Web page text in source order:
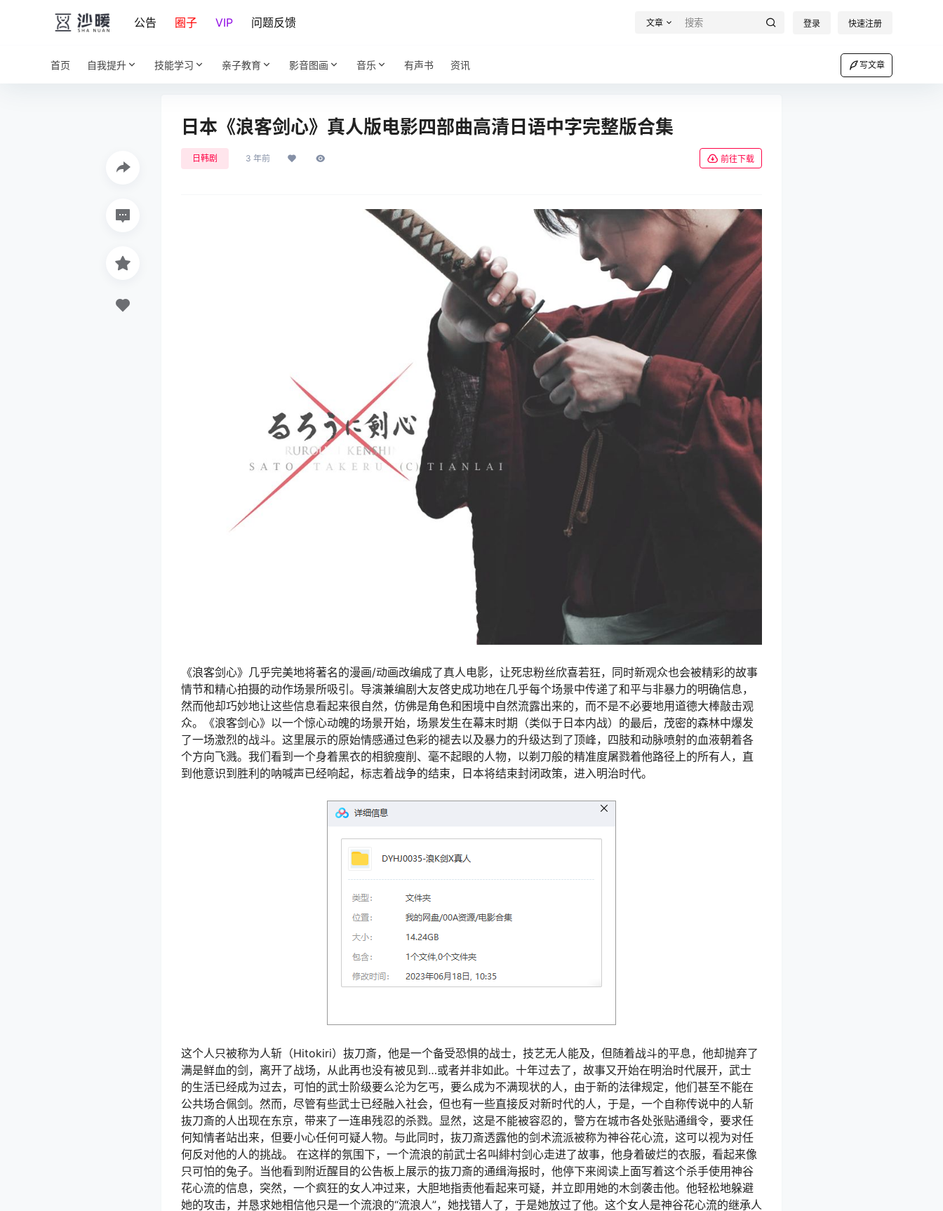
公告 圈子 VIP 问题反馈 文章 登录 快速注册
首页 自我提升 技能学习 亲子教育 影音图画 音乐 有声书 资讯 写文章
日本《浪客剑心》真人版电影四部曲高清日语中字完整版合集
日韩剧 3 年前 前往下载
《浪客剑心》几乎完美地将著名的漫画/动画改编成了真人电影，让死忠粉丝欣喜若狂，同时新观众也会被精彩的故事
情节和精心拍摄的动作场景所吸引。导演兼编剧大友啓史成功地在几乎每个场景中传递了和平与非暴力的明确信息，
然而他却巧妙地让这些信息看起来很自然，仿佛是角色和困境中自然流露出来的，而不是不必要地用道德大棒敲击观
众。《浪客剑心》以一个惊心动魄的场景开始，场景发生在幕末时期（类似于日本内战）的最后，茂密的森林中爆发
了一场激烈的战斗。这里展示的原始情感通过色彩的褪去以及暴力的升级达到了顶峰，四肢和动脉喷射的血液朝着各
个方向飞溅。我们看到一个身着黑衣的相貌瘦削、毫不起眼的人物，以剃刀般的精准度屠戮着他路径上的所有人，直
到他意识到胜利的呐喊声已经响起，标志着战争的结束，日本将结束封闭政策，进入明治时代。
这个人只被称为人斩（Hitokiri）抜刀斎，他是一个备受恐惧的战士，技艺无人能及，但随着战斗的平息，他却抛弃了
满是鲜血的剑，离开了战场，从此再也没有被见到…或者并非如此。十年过去了，故事又开始在明治时代展开，武士
的生活已经成为过去，可怕的武士阶级要么沦为乞丐，要么成为不满现状的人，由于新的法律规定，他们甚至不能在
公共场合佩剑。然而，尽管有些武士已经融入社会，但也有一些直接反对新时代的人，于是，一个自称传说中的人斩
抜刀斎的人出现在东京，带来了一连串残忍的杀戮。显然，这是不能被容忍的，警方在城市各处张贴通缉令，要求任
何知情者站出来，但要小心任何可疑人物。与此同时，抜刀斎透露他的剑术流派被称为神谷花心流，这可以视为对任
何反对他的人的挑战。 在这样的氛围下，一个流浪的前武士名叫緋村剑心走进了故事，他身着破烂的衣服，看起来像
只可怕的兔子。当他看到附近醒目的公告板上展示的抜刀斎的通缉海报时，他停下来阅读上面写着这个杀手使用神谷
花心流的信息，突然，一个疯狂的女人冲过来，大胆地指责他看起来可疑，并立即用她的木剑袭击他。他轻松地躲避
她的攻击，并恳求她相信他只是一个流浪的“流浪人”，她找错人了，于是她放过了他。这个女人是神谷花心流的继承人